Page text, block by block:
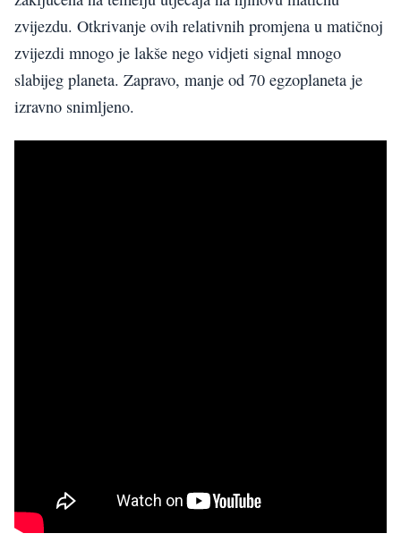
zvijezdu. Otkrivanje ovih relativnih promjena u matičnoj
zvijezdi mnogo je lakše nego vidjeti signal mnogo
slabijeg planeta. Zapravo, manje od 70 egzoplaneta je
izravno snimljeno.